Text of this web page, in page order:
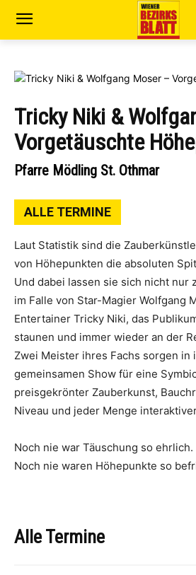
Tricky Niki &
Vorgetäuschte
Pfarre Mödling St. Othmar
ALLE TERMINE
Laut Statistik sind die
von Höhepunkten die absoluten
Und dabei lassen sie sich nicht nur
im Falle von Star-Magier Wolfgang
Entertainer Tricky Niki, das
staunen und immer wieder an der
Zwei Meister ihres Fachs sorgen in
gemeinsamen Show für eine
preisgekrönter Zauberkunst,
Niveau und jeder Menge
Noch nie war Täuschung so ehrlich.
Noch nie waren Höhepunkte so
Alle Termine